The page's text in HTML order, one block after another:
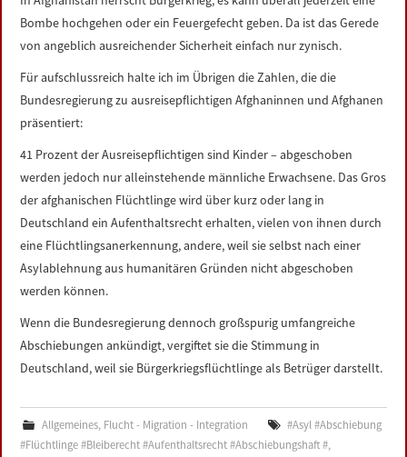
Bombe hochgehen oder ein Feuergefecht geben. Da ist das Gerede
von angeblich ausreichender Sicherheit einfach nur zynisch.
Für aufschlussreich halte ich im Übrigen die Zahlen, die die
Bundesregierung zu ausreisepflichtigen Afghaninnen und Afghanen
präsentiert:
41 Prozent der Ausreisepflichtigen sind Kinder – abgeschoben
werden jedoch nur alleinstehende männliche Erwachsene. Das Gros
der afghanischen Flüchtlinge wird über kurz oder lang in
Deutschland ein Aufenthaltsrecht erhalten, vielen von ihnen durch
eine Flüchtlingsanerkennung, andere, weil sie selbst nach einer
Asylablehnung aus humanitären Gründen nicht abgeschoben
werden können.
Wenn die Bundesregierung dennoch großspurig umfangreiche
Abschiebungen ankündigt, vergiftet sie die Stimmung in
Deutschland, weil sie Bürgerkriegsflüchtlinge als Betrüger darstellt.
Allgemeines, Flucht - Migration - Integration
#Asyl #Abschiebung
#Flüchtlinge #Bleiberecht #Aufenthaltsrecht #Abschiebungshaft #,